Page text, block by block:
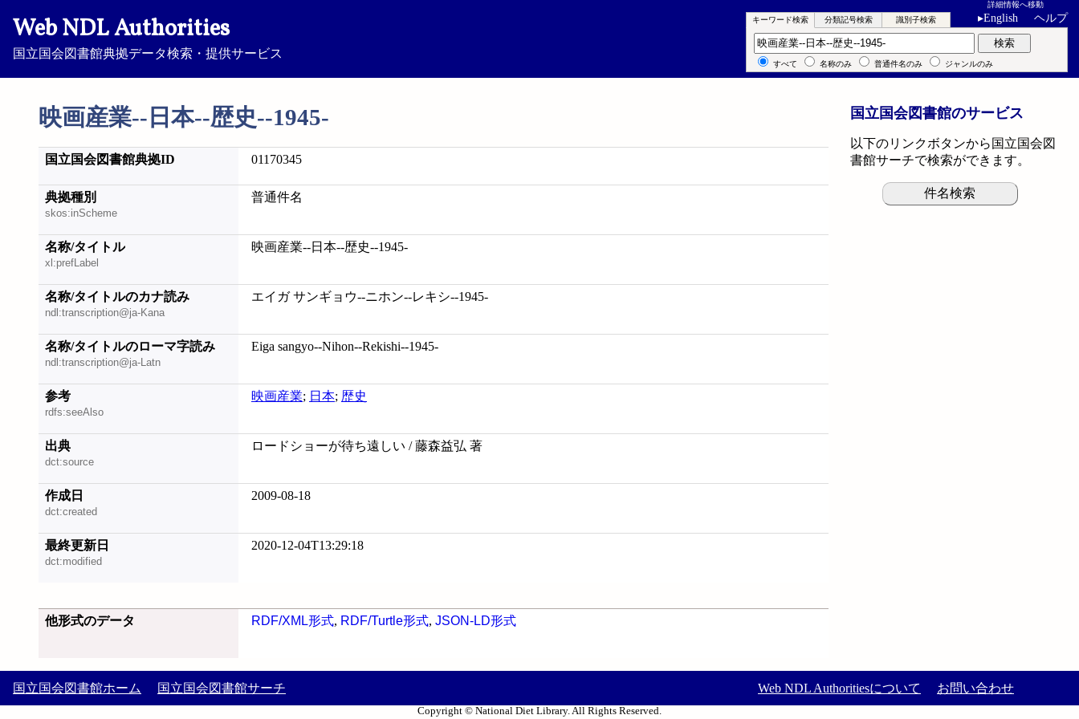
Web NDL Authorities
国立国会図書館典拠データ検索・提供サービス
詳細情報へ移動
▸English ヘルプ
映画産業--日本--歴史--1945-
キーワード検索 分類記号検索 識別子検索
キーワード検索 検索
すべて 名称のみ 普通件名のみ ジャンルのみ
国立国会図書館典拠ID 01170345
典拠種別
skos:inScheme
普通件名
名称/タイトル
xl:prefLabel
映画産業--日本--歴史--1945-
名称/タイトルのカナ読み
ndl:transcription@ja-Kana
エイガ サンギョウ--ニホン--レキシ--1945-
名称/タイトルのローマ字読み
ndl:transcription@ja-Latn
Eiga sangyo--Nihon--Rekishi--1945-
参考
rdfs:seeAlso
映画産業; 日本; 歴史
出典
dct:source
ロードショーが待ち遠しい / 藤森益弘 著
作成日
dct:created
2009-08-18
最終更新日
dct:modified
2020-12-04T13:29:18
他形式のデータ RDF/XML形式, RDF/Turtle形式, JSON-LD形式
国立国会図書館のサービス
以下のリンクボタンから国立国会図
書館サーチで検索ができます。
件名検索
国立国会図書館ホーム 国立国会図書館サーチ Web NDL Authoritiesについて お問い合わせ
Copyright © National Diet Library. All Rights Reserved.